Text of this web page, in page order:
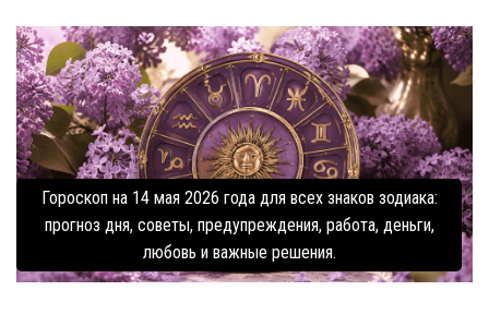
Гороскоп на 14 мая 2026 года для всех знаков зодиака:
прогноз дня, советы, предупреждения, работа, деньги,
любовь и важные решения.